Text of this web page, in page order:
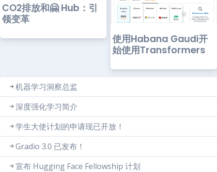
CO2排放和🤗 Hub：引
领变革
使用Habana Gaudi开
始使用Transformers
机器学习洞察总监
深度强化学习简介
学生大使计划的申请现已开放！
Gradio 3.0 已发布！
宣布 Hugging Face Fellowship 计划